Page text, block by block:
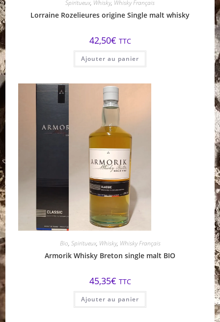
Spiritueux, Whisky, Whisky Français
Lorraine Rozelieures origine Single malt whisky
42,50€ TTC
Ajouter au panier
Bio, Spiritueux, Whisky, Whisky Français
Armorik Whisky Breton single malt BIO
45,35€ TTC
Ajouter au panier